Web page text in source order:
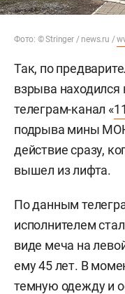
Фото: © Stringer / news.ru /
Так, по
взрыва
телеграм-канал «
подрыва мины
действие сразу,
вышел из лифта.
По данным
исполнителем
виде меча на
ему 45 лет. В
темную одежду и